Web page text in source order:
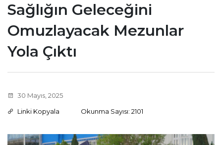
Sağlığın Geleceğini
Omuzlayacak Mezunlar
Yola Çıktı
30 Mayıs, 2025
Linki Kopyala
Okunma Sayısı: 2101